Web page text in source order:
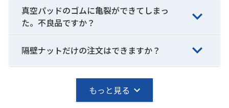
真空パッドのゴムに亀裂ができてしまっ
た。不良品ですか？
隔壁ナットだけの注文はできますか？
もっと見る